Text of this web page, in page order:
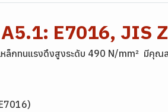
E7016, JIS
หล็กทนแรงดึงสูงระดับ 490 N/mm² มีคุ